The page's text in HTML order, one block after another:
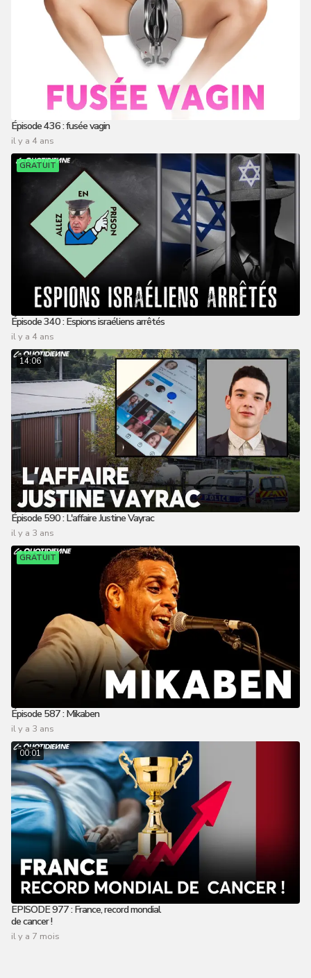
Épisode 436 : fusée vagin
il y a 4 ans
GRATUIT
Épisode 340 : Espions israéliens arrêtés
il y a 4 ans
14:06
Épisode 590 : L'affaire Justine Vayrac
il y a 3 ans
GRATUIT
Épisode 587 : Mikaben
il y a 3 ans
00:01
EPISODE 977 : France, record mondial
de cancer !
il y a 7 mois